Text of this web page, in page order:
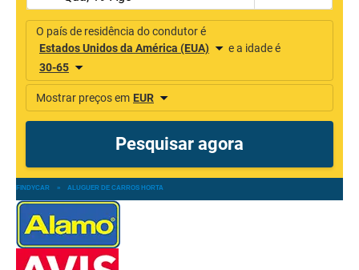
FINDYCAR » ALUGUER DE CARROS HORTA